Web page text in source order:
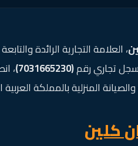
، العلامة التجارية الرائدة والتابعة
تجاري رقم(7031665230) ،
المنزلية بالمملكة
كلين